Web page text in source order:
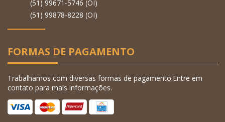
(51) 99671-5746 (OI)
(51) 99878-8228 (OI)
FORMAS DE PAGAMENTO
Trabalhamos com diversas formas de pagamento.Entre em
contato para mais informações.